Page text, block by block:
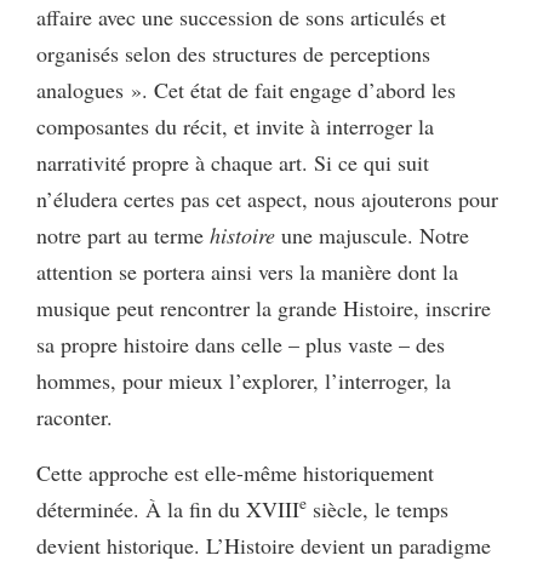
affaire avec une succession de sons articulés et
organisés selon des structures de perceptions
analogues ». Cet état de fait engage d’abord les
composantes du récit, et invite à interroger la
narrativité propre à chaque art. Si ce qui suit
n’éludera certes pas cet aspect, nous ajouterons pour
notre part au terme histoire une majuscule. Notre
attention se portera ainsi vers la manière dont la
musique peut rencontrer la grande Histoire, inscrire
sa propre histoire dans celle – plus vaste – des
hommes, pour mieux l’explorer, l’interroger, la
raconter.
Cette approche est elle-même historiquement
déterminée. À la fin du XVIIIe siècle, le temps
devient historique. L’Histoire devient un paradigme